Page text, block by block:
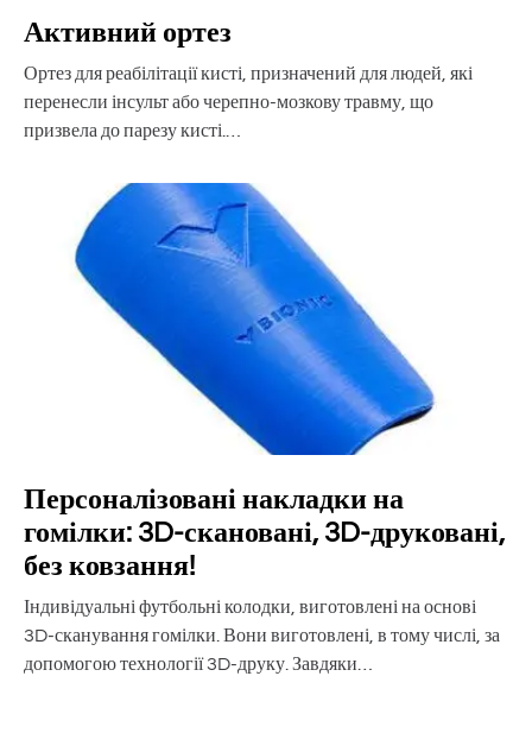
Активний ортез
Ортез для реабілітації кисті, призначений для людей, які
перенесли інсульт або черепно-мозкову травму, що
призвела до парезу кисті.…
Персоналізовані накладки на
гомілки: 3D-скановані, 3D-друковані,
без ковзання!
Індивідуальні футбольні колодки, виготовлені на основі
3D-сканування гомілки. Вони виготовлені, в тому числі, за
допомогою технології 3D-друку. Завдяки…